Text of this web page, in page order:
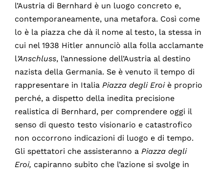
l’Austria di Bernhard è un luogo concreto e,
contemporaneamente, una metafora. Così come
lo è la piazza che dà il nome al testo, la stessa in
cui nel 1938 Hitler annunciò alla folla acclamante
l’Anschluss, l’annessione dell’Austria al destino
nazista della Germania. Se è venuto il tempo di
rappresentare in Italia Piazza degli Eroiè proprio
perché, a dispetto della inedita precisione
realistica di Bernhard, per comprendere oggi il
senso di questo testo visionario e catastrofico
non occorrono indicazioni di luogo e di tempo.
Gli spettatori che assisteranno a Piazza degli
Eroi, capiranno subito che l’azione si svolge in